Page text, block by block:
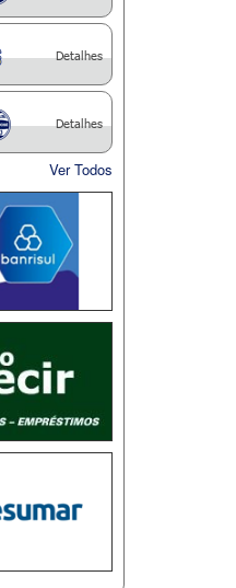
Detalhes
Detalhes
Ver Todos